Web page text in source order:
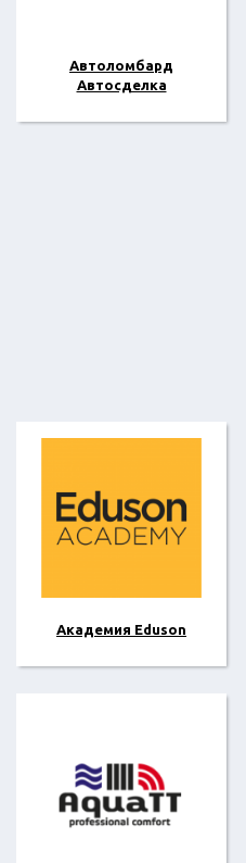
Автоломбард
Автосделка
Академия Eduson